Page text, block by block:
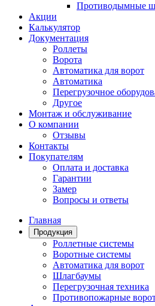
Противодымные
Акции
Калькулятор
Документация
Роллеты
Ворота
Автоматика для ворот
Автоматика
Перегрузочное
Другое
Монтаж и обслуживание
О компании
Отзывы
Контакты
Покупателям
Оплата и доставка
Гарантии
Замер
Вопросы и ответы
Главная
Продукция
Роллетные системы
Воротные системы
Автоматика для ворот
Шлагбаумы
Перегрузочная техника
Противопожарные